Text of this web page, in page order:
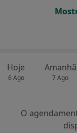
Hoje
6 Ago
Amanhã
7 Ago
O